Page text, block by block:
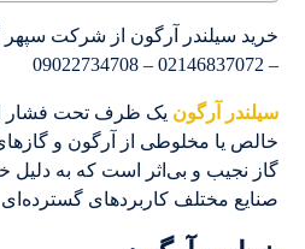
– 02146837072 – 09022734708
سیلندر آرگون یک ظرف تحت فشار
خالص یا مخلوطی از آرگون و
گاز نجیب و بی‌اثر است که به
صنایع مختلف کاربردهای گسترده‌ای